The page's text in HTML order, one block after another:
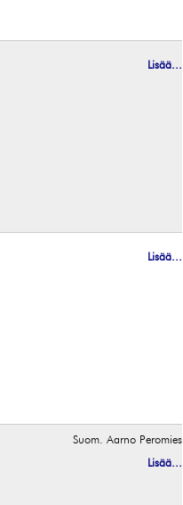
Lisää...
Lisää...
Suom. Aarno Peromies
Lisää...